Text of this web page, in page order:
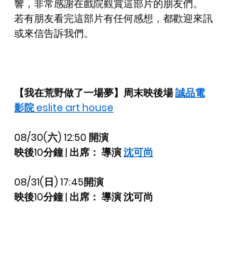
響，非常感謝在戲院觀賞這部片的朋友們。
若有朋友看完這部片有任何感想，都歡迎來訊
或來信告訴我們。
【我在荒野做了一場夢】周末映後場 誠品電
影院 eslite art house
08/30(六) 12:50 開演
映後10分鐘 | 出席： 導演 沈可尚
08/31(日) 17:45開演
映後10分鐘 | 出席： 導演 沈可尚